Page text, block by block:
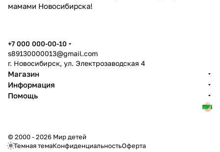
мамами Новосибирска!
+7 000 000-00-10
s89130000013@gmail.com
г. Новосибирск, ул. Электрозаводская 4
Магазин
Информация
Помощь
© 2000 - 2026 Мир детей
Темная темаКонфиденциальностьОферта